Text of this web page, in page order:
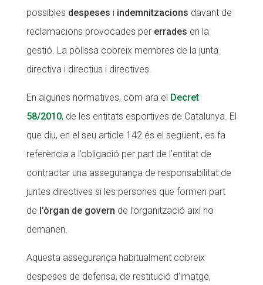
possibles despeses i indemnitzacions davant de
reclamacions provocades per errades en la
gestió. La pòlissa cobreix membres de la junta
directiva i directius i directives.
En algunes normatives, com ara el Decret
58/2010, de les entitats esportives de Catalunya. El
que diu, en el seu article 142 és el següent:, es fa
referència a l’obligació per part de l’entitat de
contractar una assegurança de responsabilitat de
juntes directives si les persones que formen part
de l’òrgan de govern de l’organització així ho
demanen.
Aquesta assegurança habitualment cobreix
despeses de defensa, de restitució d’imatge,